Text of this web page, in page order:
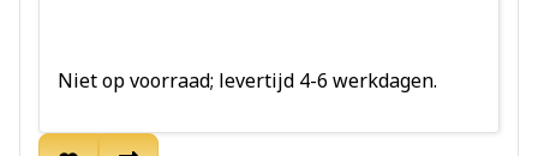
Niet op voorraad; levertijd 4-6 werkdagen.